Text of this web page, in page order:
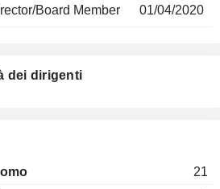
Board Member 01/04/2020
dei dirigenti
21